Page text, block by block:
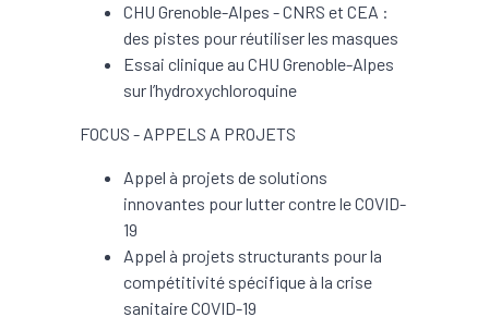
CHU Grenoble-Alpes - CNRS et CEA :
des pistes pour réutiliser les masques
Essai clinique au CHU Grenoble-Alpes
sur l’hydroxychloroquine
FOCUS - APPELS A PROJETS
Appel à projets de solutions
innovantes pour lutter contre le COVID-
19
Appel à projets structurants pour la
compétitivité spécifique à la crise
sanitaire COVID-19